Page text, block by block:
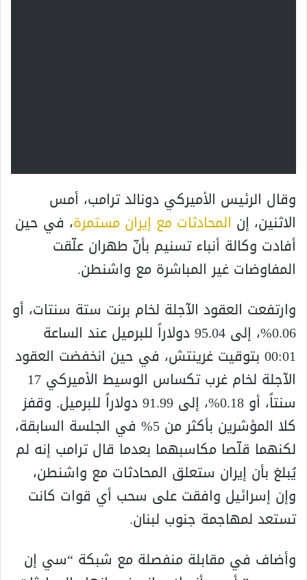
وقال الرئيس الأميركي دونالد ترامب، أمس
الاثنين، إن المحادثات مع إيران مستمرة، في حين
أفادت وكالة أنباء تسنيم بأنّ طهران علّقت
المفاوضات غير المباشرة مع واشنطن.
وارتفعت العقود الآجلة لخام برنت ستة سنتات، أو
0.06%، إلى 95.04 دولاراً للبرميل عند الساعة
00:01 بتوقيت غرينتش، في حين انخفضت العقود
الآجلة لخام غرب تكساس الوسيط الأميركي 17
سنتاً، أو 0.18%، إلى 91.99 دولاراً للبرميل. وقفز
كلا المؤشرين بأكثر من 5% في الجلسة السابقة،
لكنهما قلّصا مكاسبهما بعدما قال ترامب إنه لم
يُبلغ بأن إيران ستعلق المحادثات مع واشنطن،
وإن إسرائيل وافقت على سحب أي قوات كانت
تستعد لمهاجمة جنوب لبنان.
وأضاف في مقابلة منفصلة مع شبكة “سي إن